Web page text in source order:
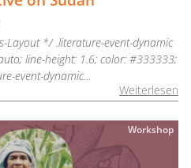
Layout */ .literature-event-dynamic
line-height: 1.6; color: #333333;
event-dynamic…
Weiterlesen
Workshop